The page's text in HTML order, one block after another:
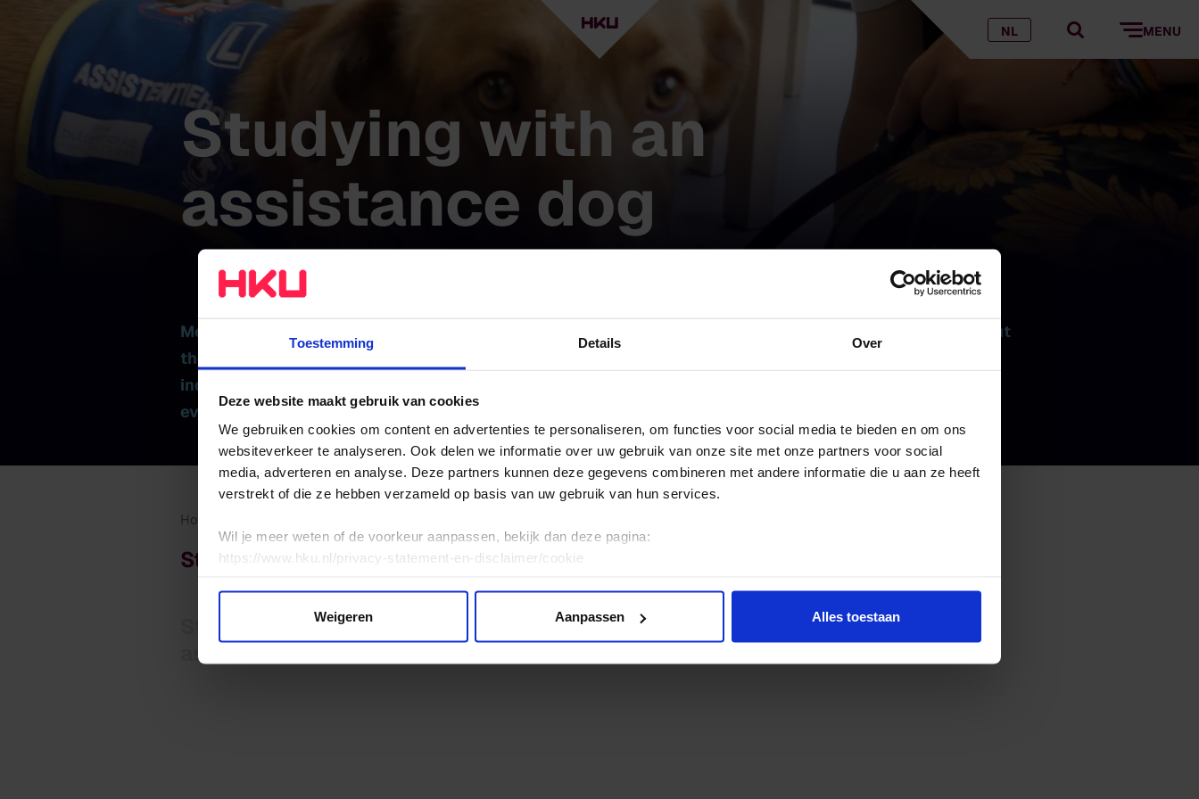
Toestemming Details Over
Deze website maakt gebruik van cookies
We gebruiken cookies om content en advertenties te personaliseren, om functies voor social media te bieden en om ons
websiteverkeer te analyseren. Ook delen we informatie over uw gebruik van onze site met onze partners voor social
media, adverteren en analyse. Deze partners kunnen deze gegevens combineren met andere informatie die u aan ze heeft
verstrekt of die ze hebben verzameld op basis van uw gebruik van hun services.
Wil je meer weten of de voorkeur aanpassen, bekijk dan deze pagina:
https://www.hku.nl/privacy-statement-en-disclaimer/cookie
Weigeren Aanpassen Alles toestaan
NL MENU
Studying with an
assistance dog
Meet Ilze and her assistance dog Annie! Ilze van Veelen studied at HKU, but couldn't have done so without
the help of her assistance dog. ‘Annie lowers the obstacles for me, ensures that I can leave my house
independently to go and do everything I want to. She offers me safety, and HKU has helped by informing
everyone why Annie was walking around here.’
Home
Studying with an assistance dog
Studying with an
assistance dog